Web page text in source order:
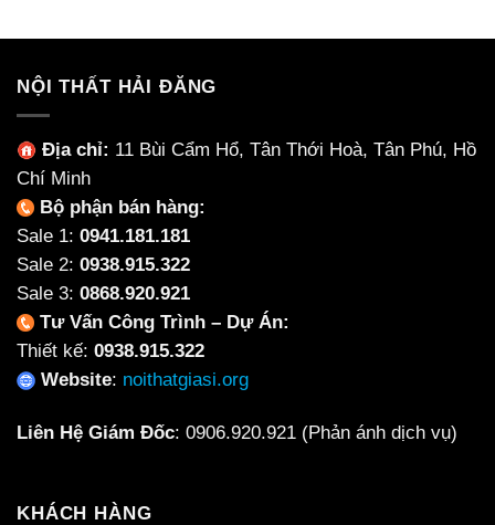
NỘI THẤT HẢI ĐĂNG
Địa chỉ: 11 Bùi Cẩm Hổ, Tân Thới Hoà, Tân Phú, Hồ
Chí Minh
Bộ phận bán hàng:
Sale 1: 0941.181.181
Sale 2: 0938.915.322
Sale 3: 0868.920.921
Tư Vấn Công Trình – Dự Án:
Thiết kế: 0938.915.322
Website: noithatgiasi.org
Liên Hệ Giám Đốc: 0906.920.921 (Phản ánh dịch vụ)
KHÁCH HÀNG